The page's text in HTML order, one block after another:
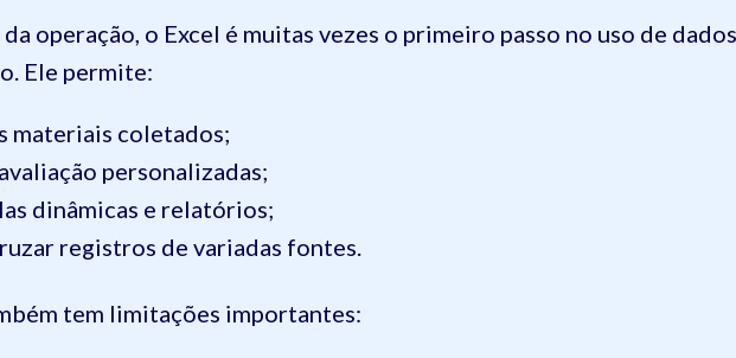
operação, o Excel é muitas vezes o primeiro passo no uso de dados
Ele permite:
materiais coletados;
personalizadas;
dinâmicas e relatórios;
registros de variadas fontes.
tem limitações importantes: